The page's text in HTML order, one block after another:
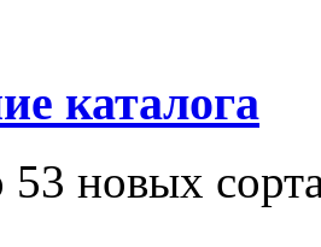
каталога
новых